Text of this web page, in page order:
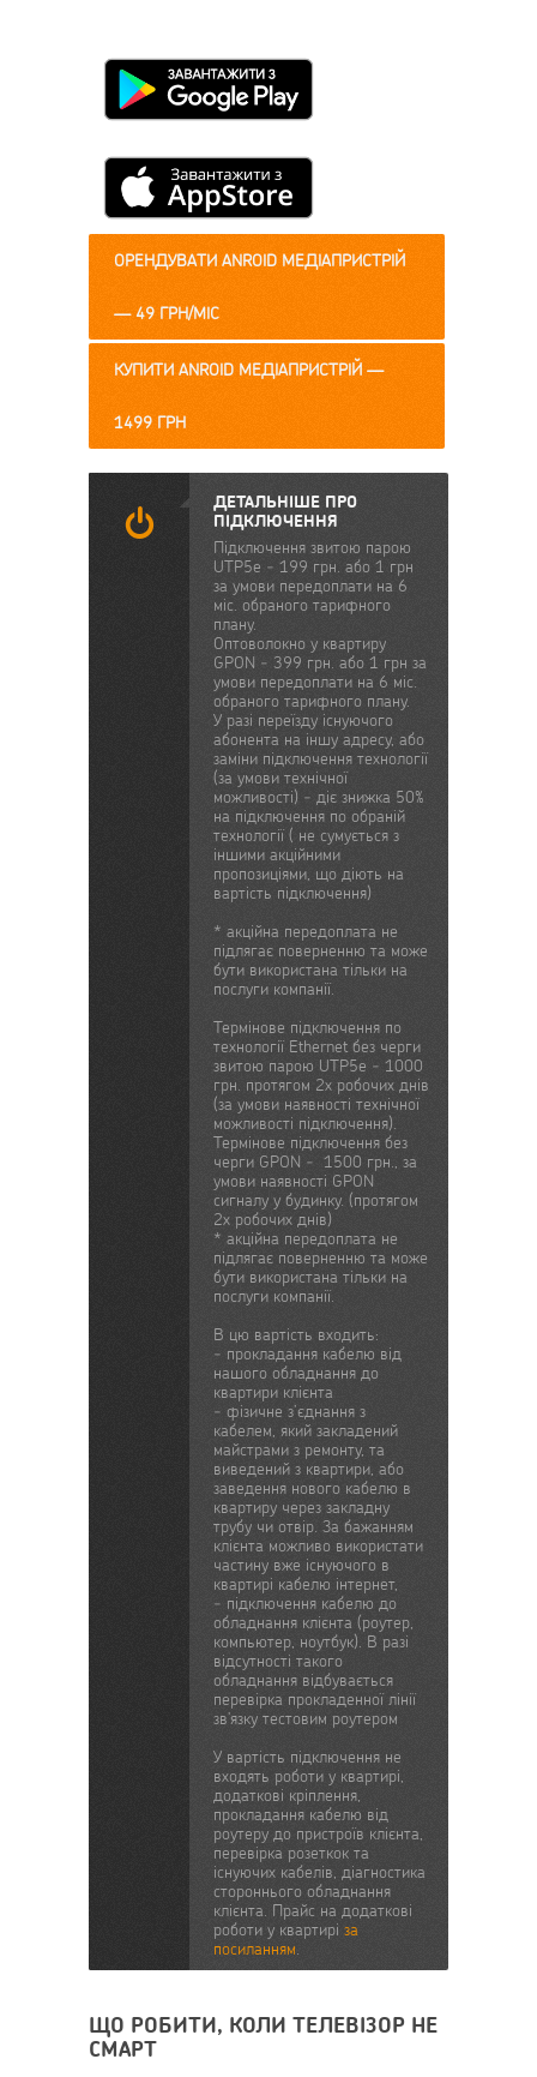
ОРЕНДУВАТИ ANROID МЕДІАПРИСТРІЙ
— 49 ГРН/МІС
КУПИТИ ANROID МЕДІАПРИСТРІЙ —
1499 ГРН
,
ДЕТАЛЬНІШЕ ПРО
ПІДКЛЮЧЕННЯ
Підключення звитою парою
UTP5e - 199 грн. або 1 грн
за умови передоплати на 6
міс. обраного тарифного
плану.
Оптоволокно у квартиру
GPON - 399 грн. або 1 грн за
умови передоплати на 6 міс.
обраного тарифного плану.
У разі переїзду існуючого
абонента на іншу адресу, або
заміни підключення технології
(за умови технічної
можливості) - діє знижка 50%
на підключення по обраній
технології ( не сумується з
іншими акційними
пропозиціями, що діють на
вартість підключення)
* акційна передоплата не
підлягає поверненню та може
бути використана тільки на
послуги компанії.
Термінове підключення по
технології Ethernet без черги
звитою парою UTP5e - 1000
грн. протягом 2х робочих днів
(за умови наявності технічної
можливості підключення).
Термінове підключення без
черги GPON - 1500 грн., за
умови наявності GPON
сигналу у будинку. (протягом
2х робочих днів)
* акційна передоплата не
підлягає поверненню та може
бути використана тільки на
послуги компанії.
В цю вартість входить:
- прокладання кабелю від
нашого обладнання до
квартири клієнта
- фізичне з’єднання з
кабелем, який закладений
майстрами з ремонту, та
виведений з квартири, або
заведення нового кабелю в
квартиру через закладну
трубу чи отвір. За бажанням
клієнта можливо використати
частину вже існуючого в
квартирі кабелю інтернет,
- підключення кабелю до
обладнання клієнта (роутер,
компьютер, ноутбук). В разі
відсутності такого
обладнання відбувається
перевірка прокладенної лінії
зв'язку тестовим роутером
У вартість підключення не
входять роботи у квартирі,
додаткові кріплення,
прокладання кабелю від
роутеру до пристроїв клієнта,
перевірка розеткок та
існуючих кабелів, діагностика
стороннього обладнання
клієнта. Прайс на додаткові
роботи у квартирі за
посиланням
ЩО РОБИТИ, КОЛИ ТЕЛЕВІЗОР НЕ
СМАРТ